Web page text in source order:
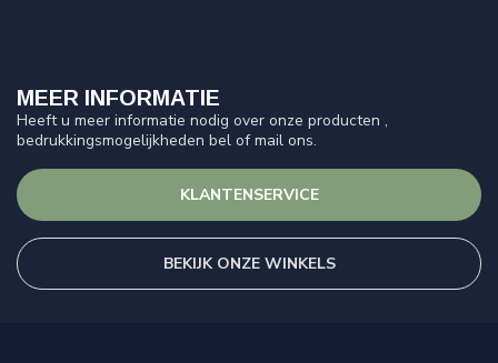
MEER INFORMATIE
Heeft u meer informatie nodig over onze producten ,
bedrukkingsmogelijkheden bel of mail ons.
KLANTENSERVICE
BEKIJK ONZE WINKELS